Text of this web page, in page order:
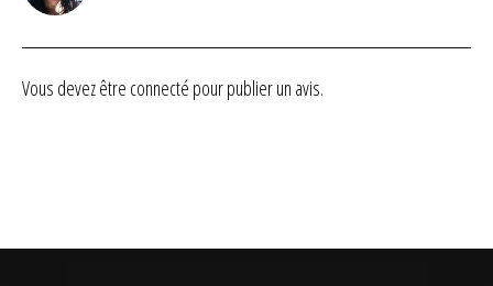
Vous devez être connecté pour publier un avis.